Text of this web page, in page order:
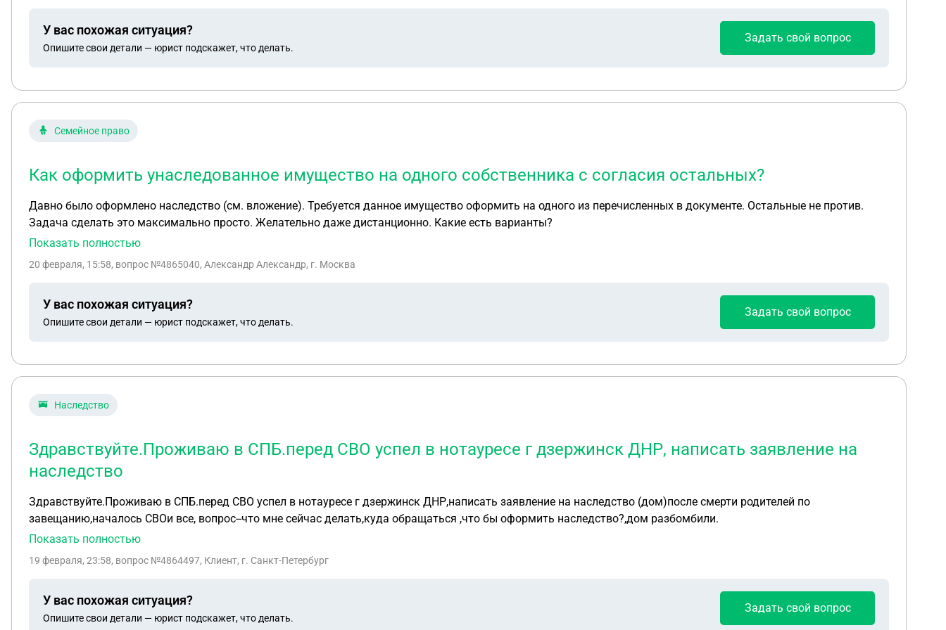
У вас похожая ситуация?
Опишите свои детали — юрист подскажет, что делать.
Задать свой вопрос
Семейное право
Как оформить унаследованное имущество на одного собственника с согласия остальных?
Давно было оформлено наследство (см. вложение). Требуется данное имущество оформить на одного из перечисленных в документе. Остальные не против.
Задача сделать это максимально просто. Желательно даже дистанционно. Какие есть варианты?
Показать полностью
20 февраля, 15:58, вопрос №4865040, Александр Александр, г. Москва
У вас похожая ситуация?
Опишите свои детали — юрист подскажет, что делать.
Задать свой вопрос
Наследство
Здравствуйте.Проживаю в СПБ.перед СВО успел в нотауресе г дзержинск ДНР, написать заявление на
наследство
Здравствуйте.Проживаю в СПБ.перед СВО успел в нотауресе г дзержинск ДНР,написать заявление на наследство (дом)после смерти родителей по
завещанию,началось СВОи все, вопрос--что мне сейчас делать,куда обращаться ,что бы оформить наследство?,дом разбомбили.
Показать полностью
19 февраля, 23:58, вопрос №4864497, Клиент, г. Санкт-Петербург
У вас похожая ситуация?
Опишите свои детали — юрист подскажет, что делать.
Задать свой вопрос